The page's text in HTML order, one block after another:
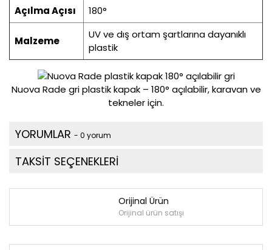
Açılma Açısı
180°
Malzeme
UV ve dış ortam şartlarına dayanıklı
plastik
Nuova Rade gri plastik kapak – 180° açılabilir, karavan ve
tekneler için.
YORUMLAR - 0 yorum
TAKSİT SEÇENEKLERİ
Orijinal Ürün
Orijinal ürün satışı